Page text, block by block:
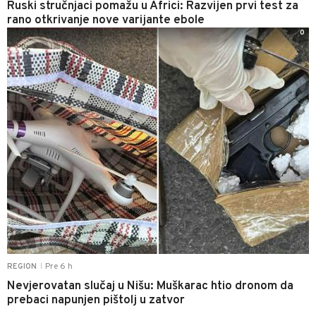
Ruski stručnjaci pomažu u Africi: Razvijen prvi test za
rano otkrivanje nove varijante ebole
REGION Pre 6 h
Nevjerovatan slučaj u Nišu: Muškarac htio dronom da
prebaci napunjen pištolj u zatvor
0